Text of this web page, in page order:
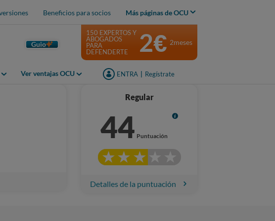
Beneficios para socios Más páginas de OCU
Guio
Ver ventajas OCU ENTRA Regístrate
150 EXPERTOS Y
ABOGADOS
PARA
DEFENDERTE
2€ 2meses
Regular
44 Puntuación
Info
Detalles de la puntuación